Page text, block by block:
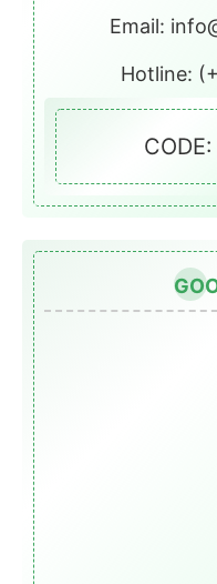
Email:
Hotline: